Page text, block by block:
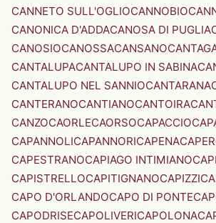
CANNETO SULL'OGLIOCANNOBIO
CANONICA D'ADDACANOSA DI PUGLIA
CANOSIOCANOSSACANSANO
CANTALUPACANTALUPO IN SABINA
CANTALUPO NEL SANNIOCANTARANA
CANTERANOCANTIANOCANTOIRA
CANZOCAORLECAORSOCAPACCIO
CAPANNOLICAPANNORICAPENA
CAPESTRANOCAPIAGO INTIMIANO
CAPISTRELLOCAPITIGNANOCAPIZZI
CAPO D'ORLANDOCAPO DI PONTE
CAPODRISECAPOLIVERICAPOLONA